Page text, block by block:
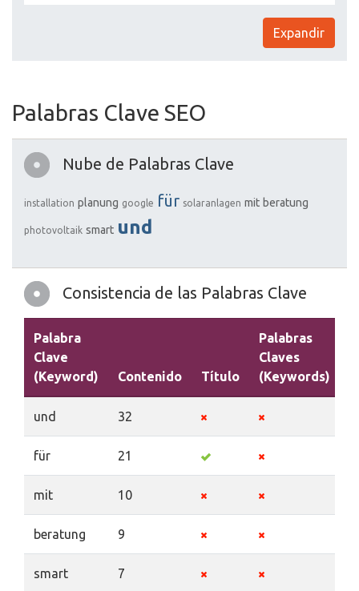
Expandir
Palabras Clave SEO
Nube de Palabras Clave
installation planung google für solaranlagen mit beratung
photovoltaik smart und
Consistencia de las Palabras Clave
Palabra
Clave
(Keyword)
Contenido Título
Palabras
Claves
(Keywords)
und 32
für 21
mit 10
beratung 9
smart 7